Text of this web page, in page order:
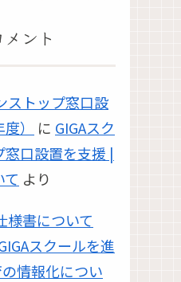
ント
ストップ窓口設
）
に GIGAスク
口設置を支援 |
より
様書について
スクールを進
情報化につい